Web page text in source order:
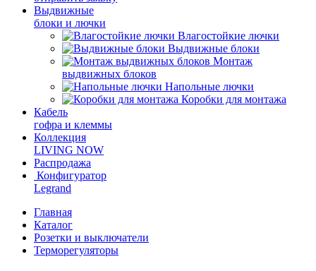
Выдвижные
блоки и лючки
Влагостойкие лючки
Выдвижные блоки
Монтаж
выдвижных блоков
Напольные лючки
Коробки для монтажа
Кабель
гофра и клеммы
Коллекция
LIVING NOW
Распродажа
Конфигуратор
Legrand
Главная
Каталог
Розетки и выключатели
Терморегуляторы